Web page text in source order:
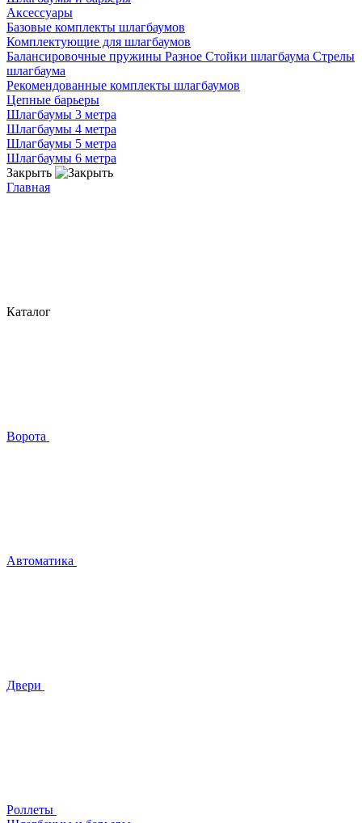
Аксессуары
Базовые комплекты шлагбаумов
Комплектующие для шлагбаумов
Балансировочные пружины Разное Стойки шлагбаума Стрелы
шлагбаума
Рекомендованные комплекты шлагбаумов
Цепные барьеры
Шлагбаумы 3 метра
Шлагбаумы 4 метра
Шлагбаумы 5 метра
Шлагбаумы 6 метра
Закрыть
Главная
Каталог
Ворота
Автоматика
Двери
Роллеты